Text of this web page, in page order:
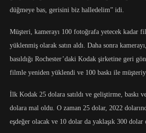
düğmeye bas, gerisini biz halledelim” idi.
Müşteri, kamerayı 100 fotoğrafa yetecek kadar
yüklenmiş olarak satın aldı. Daha sonra
basıldığı Rochester’daki Kodak şirketine geri
filmle yeniden yüklendi ve 100 baskı ile
İlk Kodak 25 dolara satıldı ve geliştirme, baskı
dolara mal oldu. O zaman 25 dolar, 2022
eşdeğer olacak ve 10 dolar da yaklaşık 300 dolar